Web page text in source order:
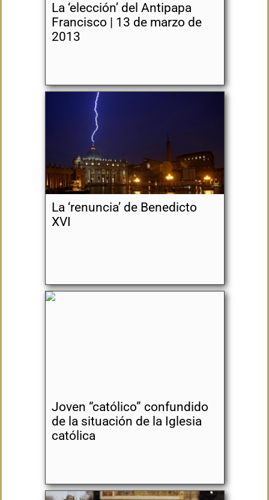
La ‘elección’ del Antipapa
Francisco | 13 de marzo de
2013
La ‘renuncia’ de Benedicto
XVI
Joven “católico” confundido
de la situación de la Iglesia
católica